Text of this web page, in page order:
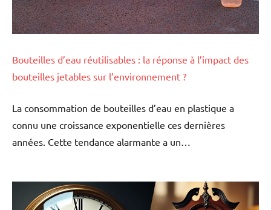
Bouteilles d’eau réutilisables : la réponse à l’impact des
bouteilles jetables sur l’environnement ?
La consommation de bouteilles d’eau en plastique a
connu une croissance exponentielle ces dernières
années. Cette tendance alarmante a un…